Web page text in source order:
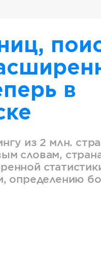
в
из 2 млн.
словам,
определению